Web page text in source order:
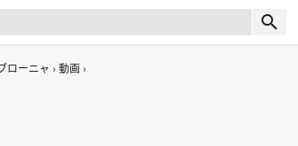
search
ローニャ 動画